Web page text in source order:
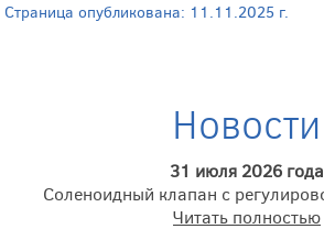
Страница опубликована: 11.11.2025 г.
Новости
31 июля 2026 года
Соленоидный клапан с
Читать полностью